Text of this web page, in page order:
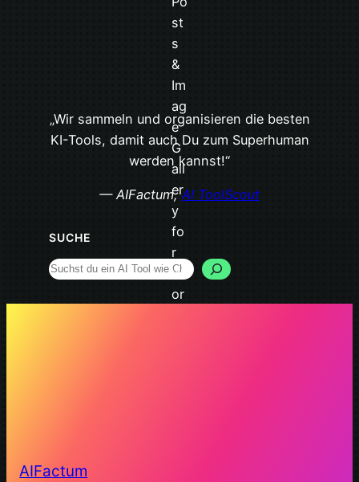
„Wir sammeln und organisieren die besten
KI-Tools, damit auch Du zum Superhuman
werden kannst!“
— AIFactum,AI ToolScout
SUCHE
Search
AIFactum